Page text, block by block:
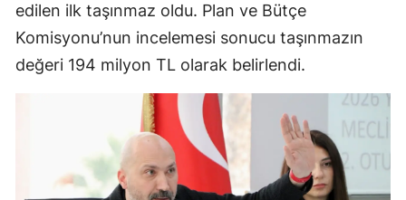
edilen ilk taşınmaz oldu. Plan ve Bütçe
Komisyonu’nun incelemesi sonucu taşınmazın
değeri 194 milyon TL olarak belirlendi.